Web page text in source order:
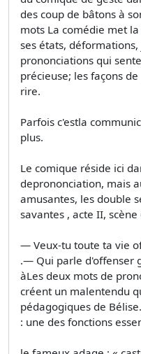
des coup de bâtons à
mots La comédie met
ses états,
prononciations qui
précieuse; les façons
rire.
Parfois c'estla
plus.
Le comique réside ici
deprononciation, mais
amusantes, les double
savantes , acte II,
— Veux-tu toute ta vie
.— Qui parle d'offenser
àLes deux mots de
créent un malentendu
pédagogiques de
: une des fonctions